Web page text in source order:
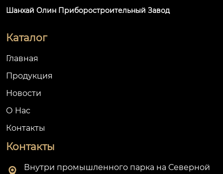
Шанхай Олин Приборостроительный Завод
Каталог
Главная
Продукция
Новости
О Hас
Контакты
Контакты
Внутри промышленного парка на Северной